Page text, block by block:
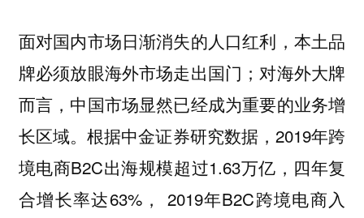
面对国内市场日渐消失的人口红利，本土品
牌必须放眼海外市场走出国门；对海外大牌
而言，中国市场显然已经成为重要的业务增
长区域。根据中金证券研究数据，2019年跨
境电商B2C出海规模超过1.63万亿，四年复
合增长率达63%， 2019年B2C跨境电商入